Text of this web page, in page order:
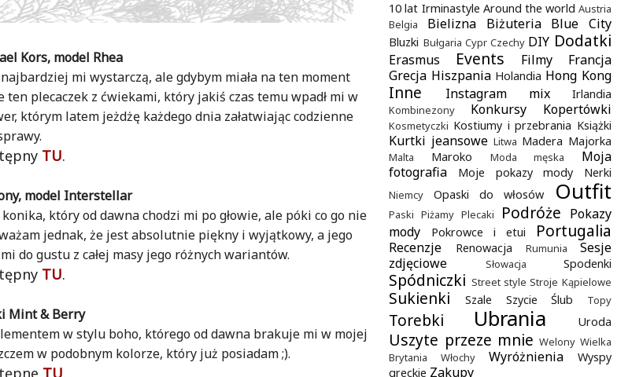
Kors, model Rhea
mi wystarczą, ale gdybym miała na ten moment
plecaczek z ćwiekami, który jakiś czas temu wpadł mi w
którym latem jeżdżę każdego dnia załatwiając codzienne
TU.
model Interstellar
który od dawna chodzi mi po głowie, ale póki co go nie
jednak, że jest absolutnie piękny i wyjątkowy, a jego
do gustu z całej masy jego różnych wariantów.
TU.
Mint & Berry
w stylu boho, którego od dawna brakuje mi w mojej
w podobnym kolorze, który już posiadam ;).
TU.
10 lat Irminastyle Around the world Austria
Belgia
Bielizna Biżuteria Blue City
Bluzki Bułgaria Cypr Czechy DIY Dodatki
Erasmus Events Filmy
Francja
Grecja Hiszpania Holandia Hong Kong
Inne Instagram mix Irlandia
Kombinezony Konkursy Kopertówki
Kosmetyczki Kostiumy i przebrania Książki
Kurtki jeansowe Litwa Madera Majorka
Malta Maroko Moda męska
Moja
fotografia
Moje pokazy mody Nerki
Niemcy Opaski do włosów Outfit
Paski Piżamy Plecaki Podróże Pokazy
mody
Pokrowce i etui Portugalia
Recenzje Renowacja Rumunia
Sesje
zdjęciowe
Słowacja Spodenki
Spódniczki Street style Stroje Kąpielowe
Sukienki Szale Szycie Ślub Topy
Torebki Ubrania Uroda
Uszyte przeze mnie Welony Wielka
Brytania
Włochy Wyróżnienia
Wyspy
greckie Zakupy